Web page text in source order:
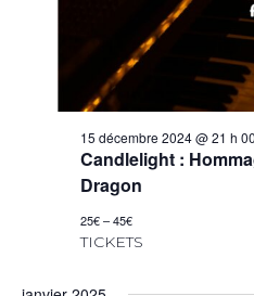
15 décembre 2024 @ 21 h
Candlelight :
Dragon
25€ – 45€
TICKETS